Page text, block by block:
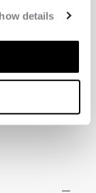
details